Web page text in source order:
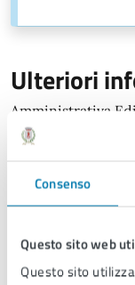
Consenso
Questo sito web
Questo sito
Ulteriori
Amministrativa
Sig.ra S. Mencarini
presenti al